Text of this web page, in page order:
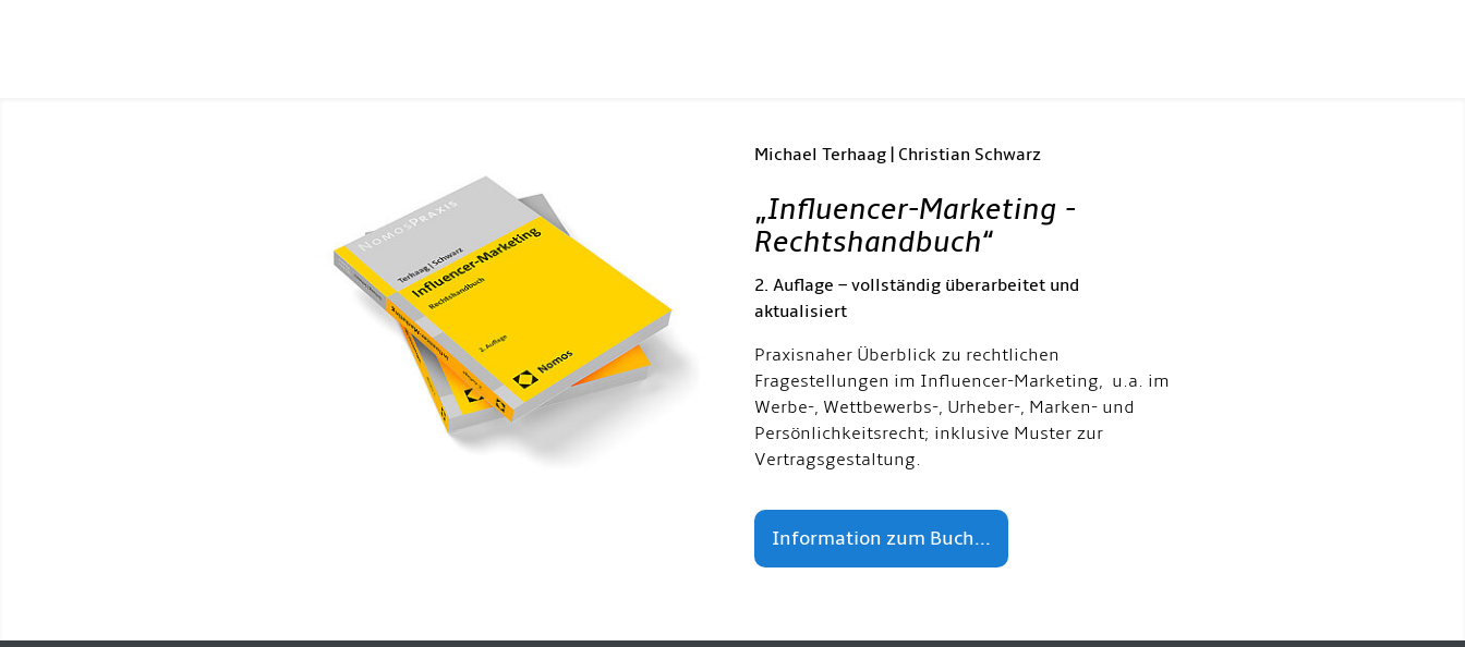
Michael Terhaag | Christian Schwarz
„Influencer-Marketing -
Rechtshandbuch“
2. Auflage – vollständig überarbeitet und
aktualisiert
Praxisnaher Überblick zu rechtlichen
Fragestellungen im Influencer-Marketing, u.a. im
Werbe-, Wettbewerbs-, Urheber-, Marken- und
Persönlichkeitsrecht; inklusive Muster zur
Vertragsgestaltung.
Information zum Buch...